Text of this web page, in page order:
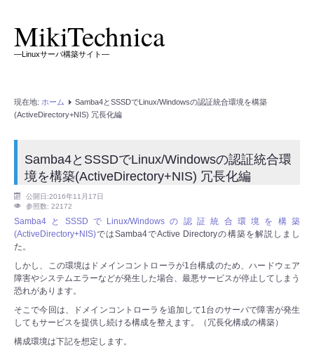
MikiTechnica
―Linuxサーバ構築サイト―
現在地: ホーム
Samba4とSSSDでLinux/Windowsの認証統合環境を構築
(ActiveDirectory+NIS) 冗長化編
Samba4とSSSDでLinux/Windowsの認証統合環
境を構築(ActiveDirectory+NIS) 冗長化編
公開日:2016年11月17日
参照数: 22172
Samba4とSSSDでLinux/Windowsの認証統合環境を構築
(ActiveDirectory+NIS)ではSamba4でActive Directoryの構築を解説しまし
た。
しかし、この環境はドメインコントローラが1台構成のため、ハードウェア
障害やシステムエラーなどが発生した場合、最悪サービスが停止してしまう
恐れがあります。
そこで今回は、ドメインコントローラを追加して1台のサーバで障害が発生
してもサービスを提供し続ける構成を整えます。（冗長化構成の構築）
構成環境は下記を想定します。